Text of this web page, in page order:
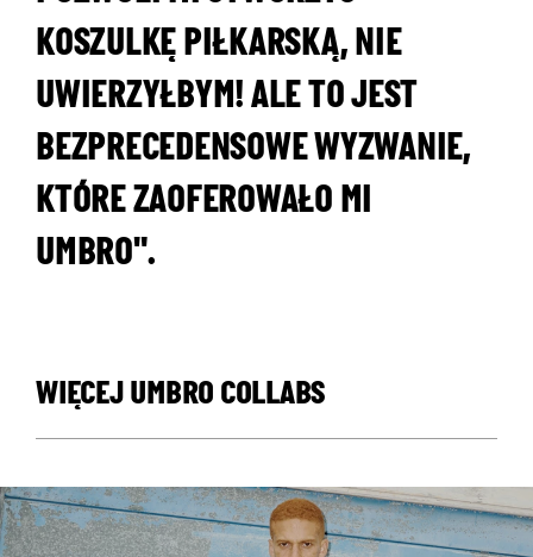
KOSZULKĘ PIŁKARSKĄ, NIE
UWIERZYŁBYM! ALE TO JEST
BEZPRECEDENSOWE WYZWANIE,
KTÓRE ZAOFEROWAŁO MI
UMBRO".
WIĘCEJ UMBRO COLLABS